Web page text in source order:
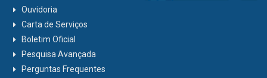
Ouvidoria
Carta de Serviços
Boletim Oficial
Pesquisa Avançada
Perguntas Frequentes